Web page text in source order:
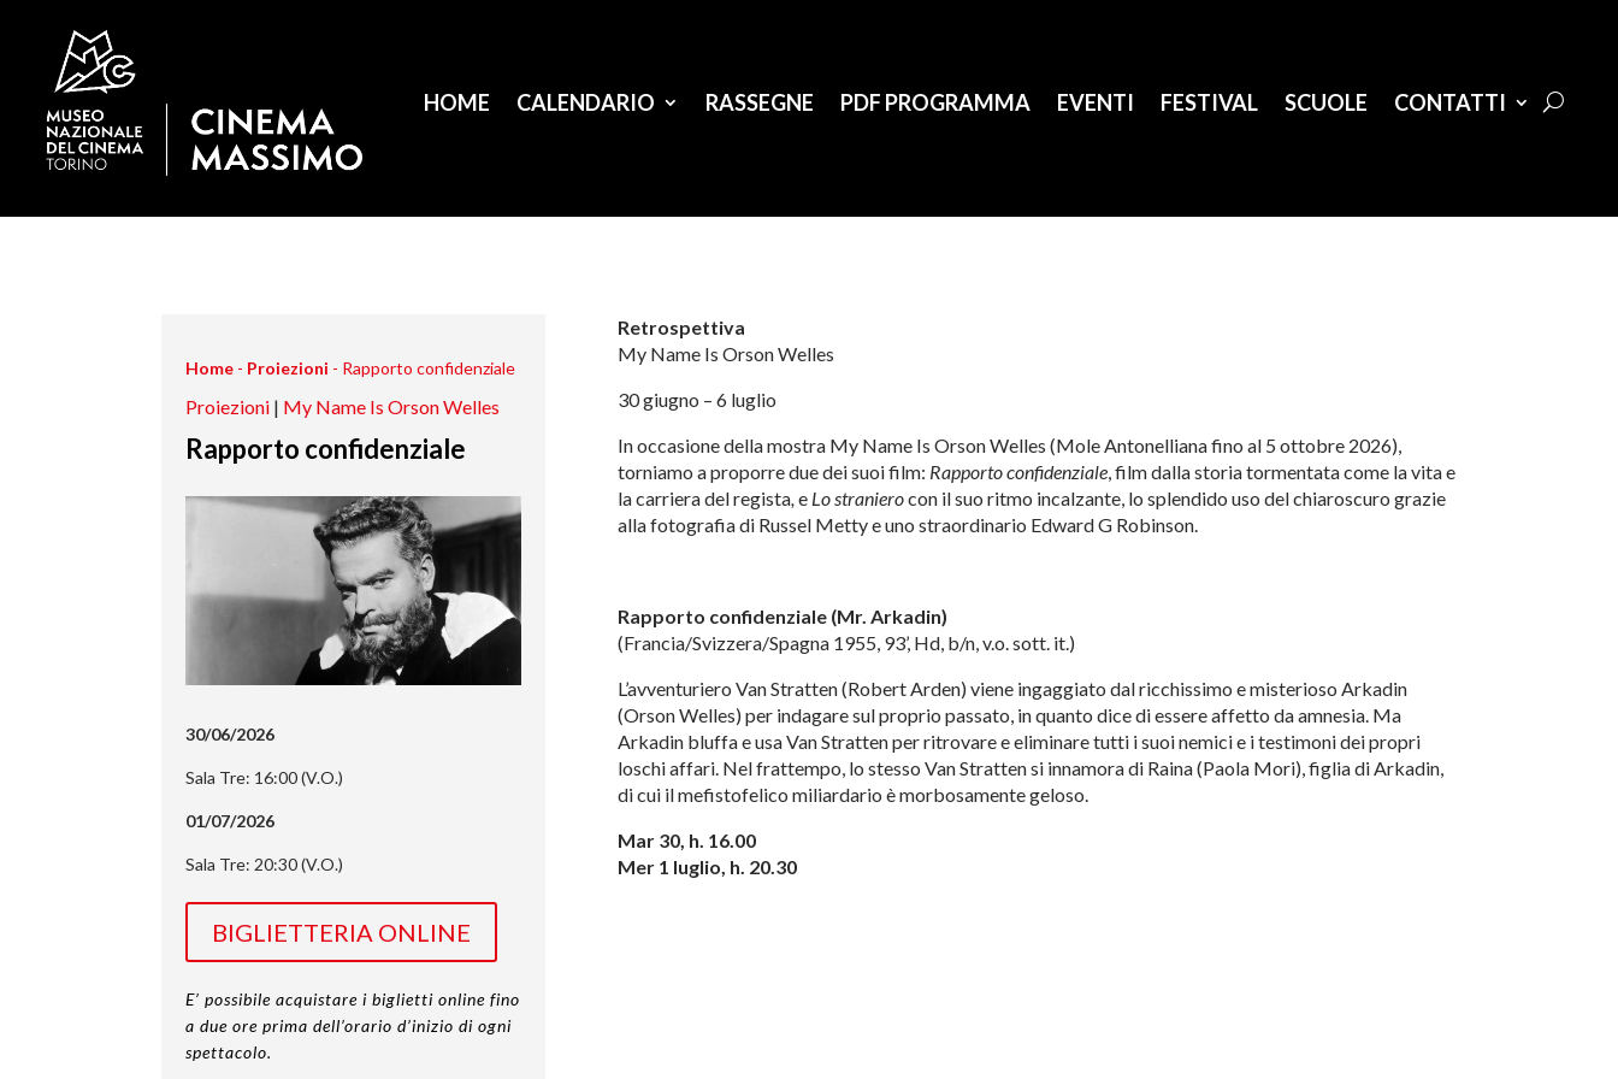
HOME CALENDARIO RASSEGNE PDF PROGRAMMA EVENTI FESTIVAL SCUOLE CONTATTI
Home - Proiezioni - Rapporto confidenziale
Proiezioni | My Name Is Orson Welles
Rapporto confidenziale
30/06/2026
Sala Tre: 16:00 (V.O.)
01/07/2026
Sala Tre: 20:30 (V.O.)
BIGLIETTERIA ONLINE
E’ possibile acquistare i biglietti online fino
a due ore prima dell’orario d’inizio di ogni
spettacolo.
Retrospettiva
My Name Is Orson Welles
30 giugno – 6 luglio
In occasione della mostra My Name Is Orson Welles (Mole Antonelliana fino al 5 ottobre 2026),
torniamo a proporre due dei suoi film: Rapporto confidenziale, film dalla storia tormentata come la vita e
la carriera del regista, e Lo stranierocon il suo ritmo incalzante, lo splendido uso del chiaroscuro grazie
alla fotografia di Russel Metty e uno straordinario Edward G Robinson.
Rapporto confidenziale (Mr. Arkadin)
(Francia/Svizzera/Spagna 1955, 93’, Hd, b/n, v.o. sott. it.)
L’avventuriero Van Stratten (Robert Arden) viene ingaggiato dal ricchissimo e misterioso Arkadin
(Orson Welles) per indagare sul proprio passato, in quanto dice di essere affetto da amnesia. Ma
Arkadin bluffa e usa Van Stratten per ritrovare e eliminare tutti i suoi nemici e i testimoni dei propri
loschi affari. Nel frattempo, lo stesso Van Stratten si innamora di Raina (Paola Mori), figlia di Arkadin,
di cui il mefistofelico miliardario è morbosamente geloso.
Mar 30, h. 16.00
Mer 1 luglio, h. 20.30